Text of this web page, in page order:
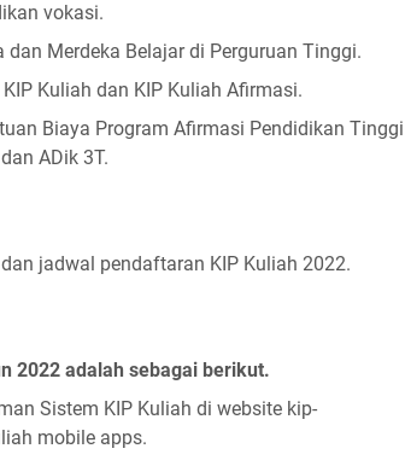
vokasi.
Merdeka Belajar di Perguruan Tinggi.
Kuliah dan KIP Kuliah Afirmasi.
Biaya Program Afirmasi Pendidikan Tinggi
ADik 3T.
jadwal pendaftaran KIP Kuliah 2022.
2022 adalah sebagai berikut.
Sistem KIP Kuliah di website kip-
mobile apps.